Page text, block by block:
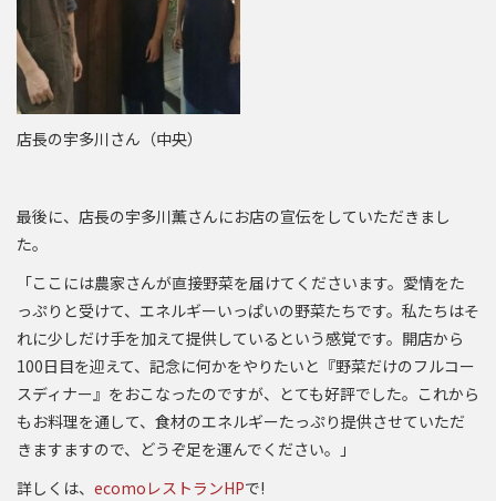
店長の宇多川さん（中央）
最後に、店長の宇多川薫さんにお店の宣伝をしていただきまし
た。
「ここには農家さんが直接野菜を届けてくださいます。愛情をた
っぷりと受けて、エネルギーいっぱいの野菜たちです。私たちはそ
れに少しだけ手を加えて提供しているという感覚です。開店から
100日目を迎えて、記念に何かをやりたいと『野菜だけのフルコー
スディナー』をおこなったのですが、とても好評でした。これから
もお料理を通して、食材のエネルギーたっぷり提供させていただ
きますますので、どうぞ足を運んでください。」
詳しくは、 ecomoレストランHPで!